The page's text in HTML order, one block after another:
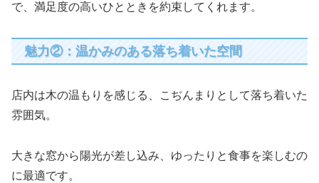
で、満足度の高いひとときを約束してくれます。
魅力②：温かみのある落ち着いた空間
店内は木の温もりを感じる、こぢんまりとして落ち着いた
雰囲気。
大きな窓から陽光が差し込み、ゆったりと食事を楽しむの
に最適です。